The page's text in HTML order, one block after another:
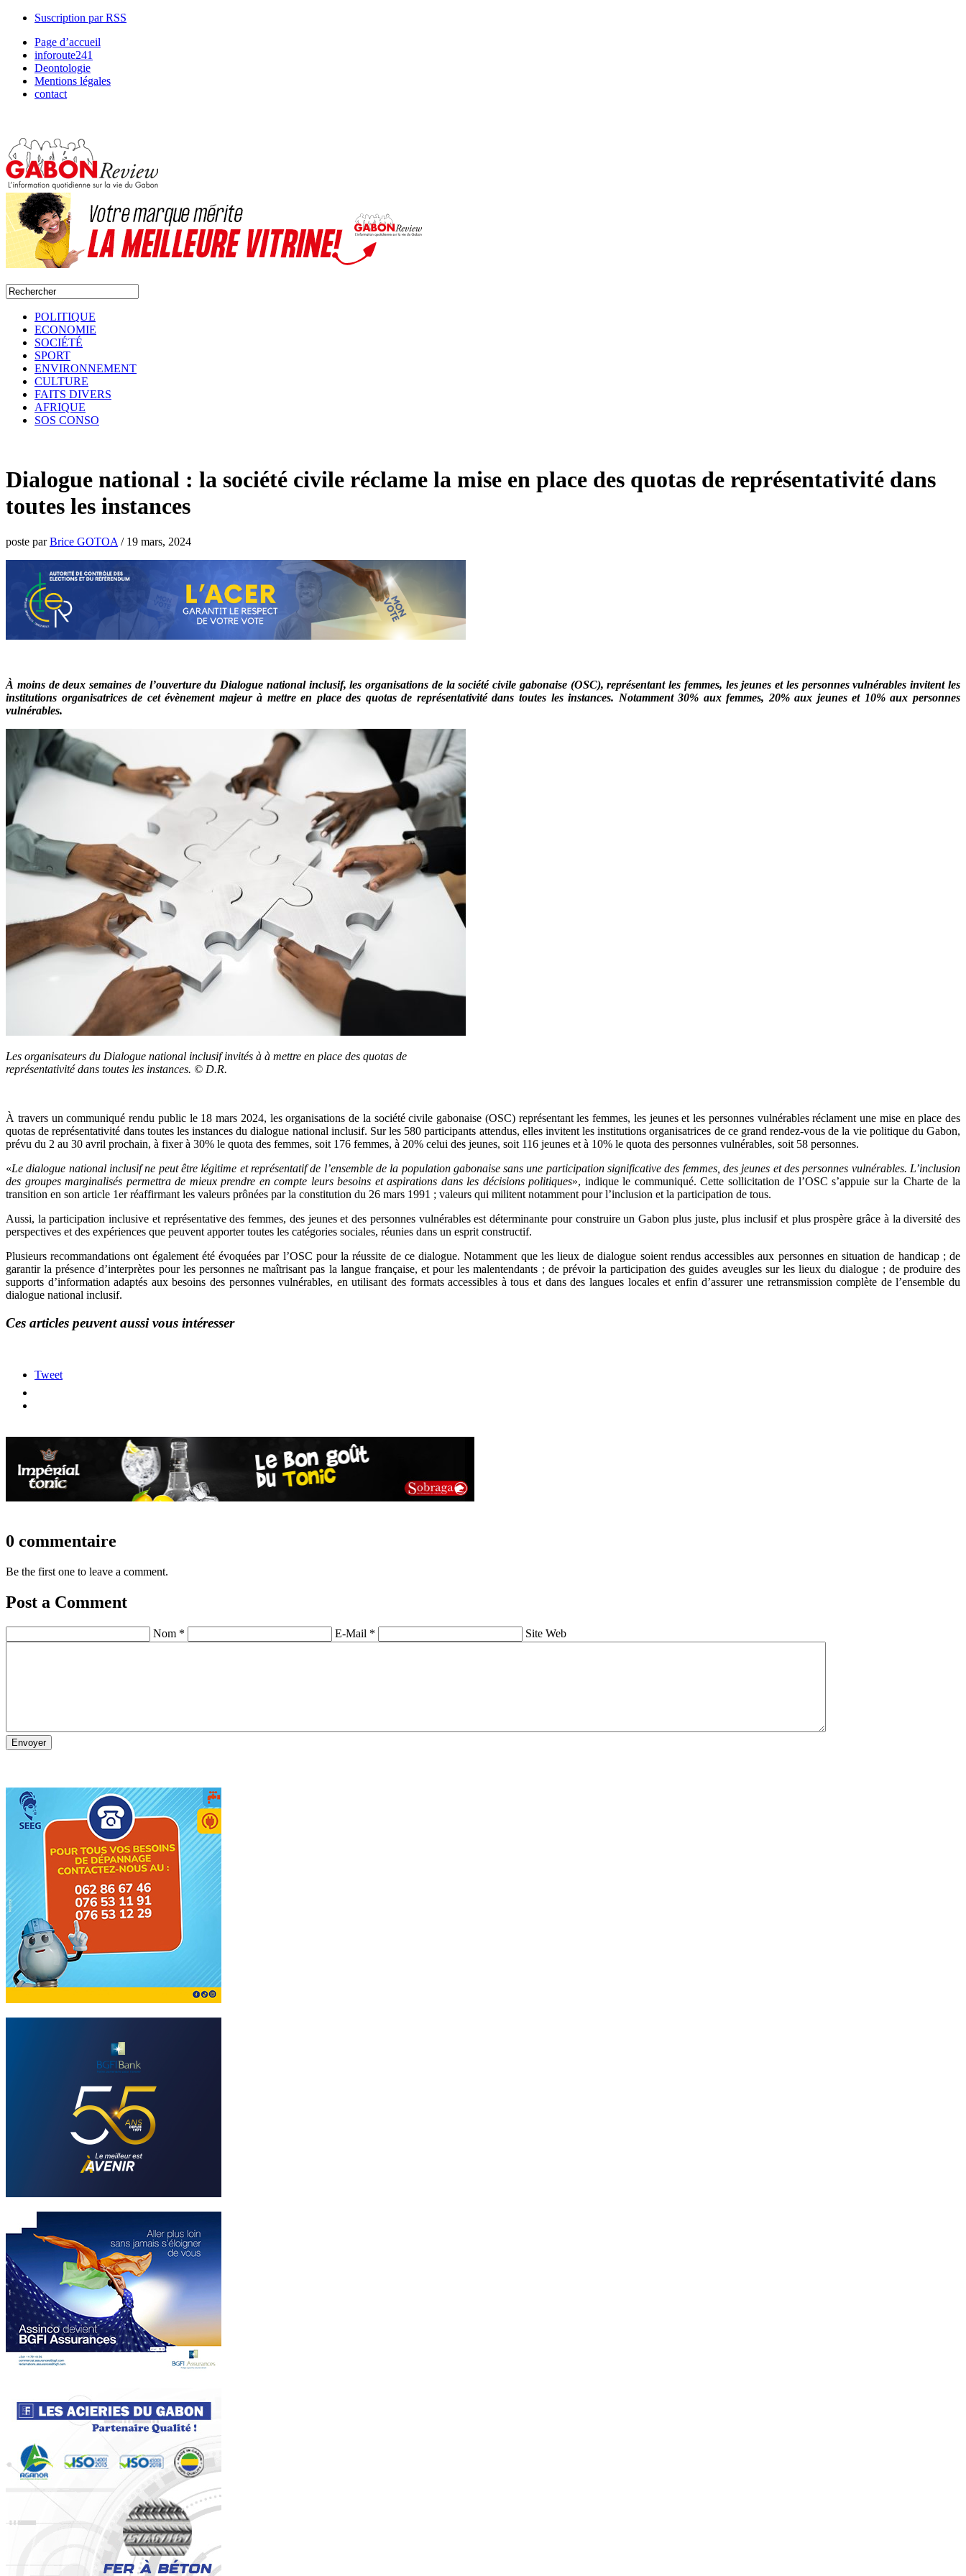
Suscription par RSS
Page d’accueil
inforoute241
Deontologie
Mentions légales
contact
POLITIQUE
ECONOMIE
SOCIÉTÉ
SPORT
ENVIRONNEMENT
CULTURE
FAITS DIVERS
AFRIQUE
SOS CONSO
Dialogue national : la société civile réclame la mise en place des quotas de représentativité dans
toutes les instances
poste parBrice GOTOA / 19 mars, 2024
À moins de deux semaines de l’ouverture du Dialogue national inclusif, les organisations de la société civile gabonaise (OSC), représentant les femmes, les jeunes et les personnes vulnérables invitent les
institutions organisatrices de cet évènement majeur à mettre en place des quotas de représentativité dans toutes les instances. Notamment 30% aux femmes, 20% aux jeunes et 10% aux personnes
vulnérables.
Les organisateurs du Dialogue national inclusif invités à à mettre en place des quotas de
représentativité dans toutes les instances. © D.R.
À travers un communiqué rendu public le 18 mars 2024, les organisations de la société civile gabonaise (OSC) représentant les femmes, les jeunes et les personnes vulnérables réclament une mise en place des
quotas de représentativité dans toutes les instances du dialogue national inclusif. Sur les 580 participants attendus, elles invitent les institutions organisatrices de ce grand rendez-vous de la vie politique du Gabon,
prévu du 2 au 30 avril prochain, à fixer à 30% le quota des femmes, soit 176 femmes, à 20% celui des jeunes, soit 116 jeunes et à 10% le quota des personnes vulnérables, soit 58 personnes.
«Le dialogue national inclusif ne peut être légitime et représentatif de l’ensemble de la population gabonaise sans une participation significative des femmes, des jeunes et des personnes vulnérables. L’inclusion
des groupes marginalisés permettra de mieux prendre en compte leurs besoins et aspirations dans les décisions politiques», indique le communiqué. Cette sollicitation de l’OSC s’appuie sur la Charte de la
transition en son article 1er réaffirmant les valeurs prônées par la constitution du 26 mars 1991 ; valeurs qui militent notamment pour l’inclusion et la participation de tous.
Aussi, la participation inclusive et représentative des femmes, des jeunes et des personnes vulnérables est déterminante pour construire un Gabon plus juste, plus inclusif et plus prospère grâce à la diversité des
perspectives et des expériences que peuvent apporter toutes les catégories sociales, réunies dans un esprit constructif.
Plusieurs recommandations ont également été évoquées par l’OSC pour la réussite de ce dialogue. Notamment que les lieux de dialogue soient rendus accessibles aux personnes en situation de handicap ; de
garantir la présence d’interprètes pour les personnes ne maîtrisant pas la langue française, et pour les malentendants ; de prévoir la participation des guides aveugles sur les lieux du dialogue ; de produire des
supports d’information adaptés aux besoins des personnes vulnérables, en utilisant des formats accessibles à tous et dans des langues locales et enfin d’assurer une retransmission complète de l’ensemble du
dialogue national inclusif.
Ces articles peuvent aussi vous intéresser
Tweet
0 commentaire
Be the first one to leave a comment.
Post a Comment
Nom * E-Mail * Site Web